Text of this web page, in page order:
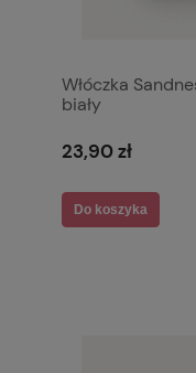
Włóczka
biały
23,90 zł
Do koszyka